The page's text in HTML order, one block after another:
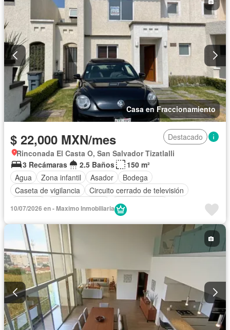
Casa en Fraccionamiento
$ 22,000 MXN/mes
Destacado
Rinconada El Casta O, San Salvador Tizatlalli
3 Recámaras
2.5 Baños
150 m²
Agua
Zona infantil Asador
Bodega
Caseta de vigilancia
Circuito cerrado de televisión
Cocina integral
Electricidad
Internet
Jardín
Sala polivalente
Seguridad
Televisión por cable
Zonas verdes
Permite mascotas
Solo familias
Completamente amueblado
10/07/2026 en - Maximo Inmobiliaria